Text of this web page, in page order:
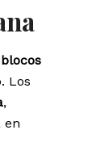
blocos
Los
,
en